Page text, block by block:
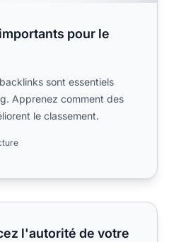
pour le
sont essentiels
Apprenez comment des
le classement.
de votre site web
l'autorité de votre